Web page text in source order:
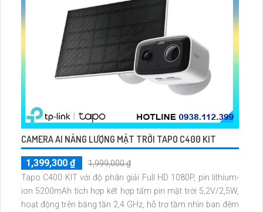
CAMERA AI NĂNG LƯỢNG MẶT TRỜI TAPO C400 KIT
1,399,300 ₫
1,999,000 ₫
Tapo C400 KIT với độ phân giải Full HD 1080P, pin lithium-
ion 5200mAh tích hợp kết hợp tấm pin mặt trời 5,2V/2,5W,
hoạt động trên băng tần 2,4 GHz, hỗ trợ tầm nhìn ban đêm